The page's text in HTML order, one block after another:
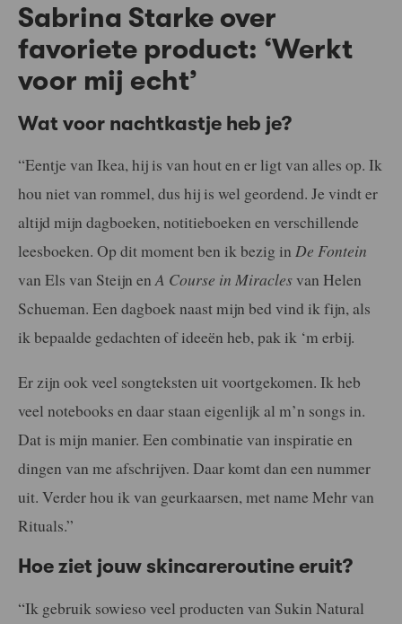
Sabrina Starke over
favoriete product: ‘Werkt
voor mij echt’
Wat voor nachtkastje heb je?
“Eentje van Ikea, hij is van hout en er ligt van alles op. Ik
hou niet van rommel, dus hij is wel geordend. Je vindt er
altijd mijn dagboeken, notitieboeken en verschillende
leesboeken. Op dit moment ben ik bezig in De Fontein
van Els van Steijn enA Course in Miraclesvan Helen
Schueman. Een dagboek naast mijn bed vind ik fijn, als
ik bepaalde gedachten of ideeën heb, pak ik ‘m erbij.
Er zijn ook veel songteksten uit voortgekomen. Ik heb
veel notebooks en daar staan eigenlijk al m’n songs in.
Dat is mijn manier. Een combinatie van inspiratie en
dingen van me afschrijven. Daar komt dan een nummer
uit. Verder hou ik van geurkaarsen, met name Mehr van
Rituals.”
Hoe ziet jouw skincareroutine eruit?
“Ik gebruik sowieso veel producten van Sukin Natural